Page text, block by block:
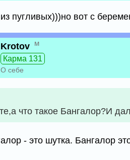
пугливых)))но вот с
Krotov м
Карма 131
О себе
что такое Бангалор?И
- это шутка. Бангалор